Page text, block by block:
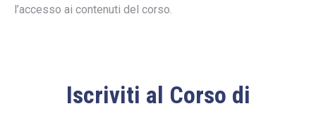
l’accesso ai contenuti del corso.
Iscriviti al Corso di